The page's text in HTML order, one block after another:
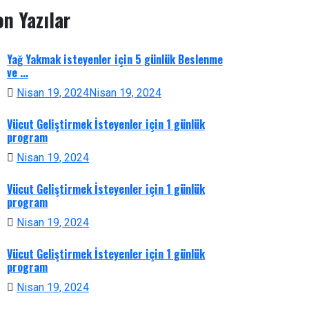
Yazılar
Yağ Yakmak isteyenler için 5 günlük Beslenme
ve ...
Nisan 19, 2024Nisan 19, 2024
Vücut Geliştirmek İsteyenler için 1 günlük
program
Nisan 19, 2024
Vücut Geliştirmek İsteyenler için 1 günlük
program
Nisan 19, 2024
Vücut Geliştirmek İsteyenler için 1 günlük
program
Nisan 19, 2024